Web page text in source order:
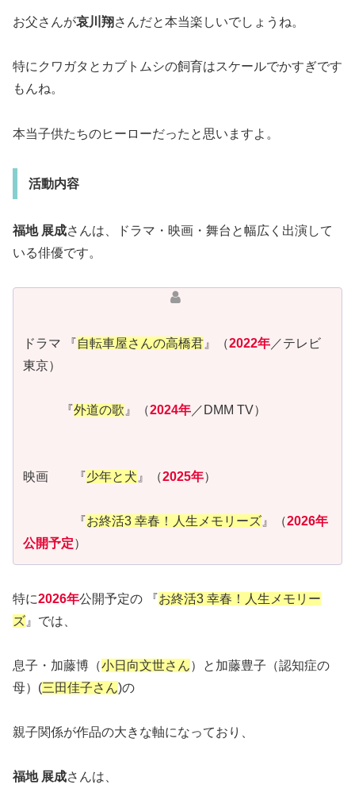
お父さんが哀川翔 さんだと本当楽しいでしょうね。
特にクワガタとカブトムシの飼育はスケールでかすぎです
もんね。
本当子供たちのヒーローだったと思いますよ。
活動内容
福地 展成さんは、ドラマ・映画・舞台と幅広く出演して
いる俳優です。
ドラマ 『自転車屋さんの高橋君 』（2022年 ／テレビ
東京）
『外道の歌 』（2024年 ／DMM TV）
映画 『少年と犬 』（2025年）
『お終活3 幸春！人生メモリーズ 』（2026年
公開予定）
特に2026年公開予定の 『お終活3 幸春！人生メモリー
ズ 』では、
息子・加藤博（小日向文世さん）と加藤豊子（認知症の
母）(三田佳子さん)の
親子関係が作品の大きな軸になっており、
福地 展成さんは、